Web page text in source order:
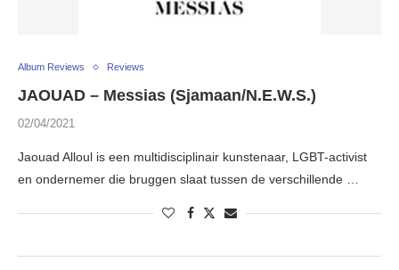
Album Reviews Reviews
JAOUAD – Messias (Sjamaan/N.E.W.S.)
02/04/2021
Jaouad Alloul is een multidisciplinair kunstenaar, LGBT-activist
en ondernemer die bruggen slaat tussen de verschillende …